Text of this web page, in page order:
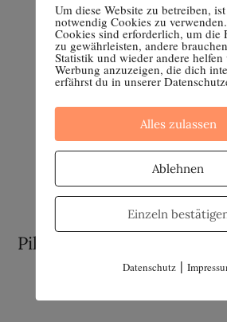
Pille absetzen
Um diese Website zu betreiben,
notwendig Cookies zu
Cookies sind erforderlich, um die
zu gewährleisten, andere
Statistik und wieder andere
Werbung anzuzeigen, die dich
erfährst du in unserer
Alles zulassen
Ablehnen
Einzeln
Datenschutz |